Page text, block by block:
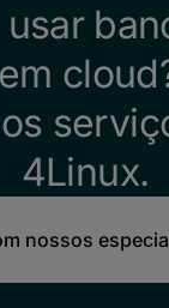
usar
4Linux.
nossos